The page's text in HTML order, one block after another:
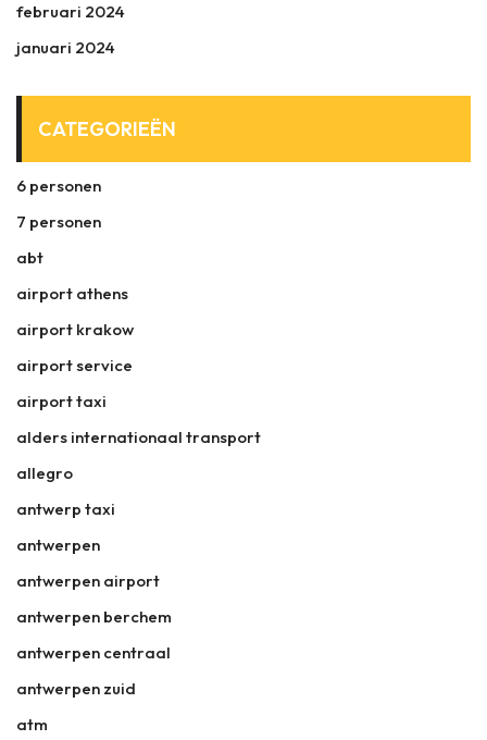
februari 2024
januari 2024
CATEGORIEËN
6 personen
7 personen
abt
airport athens
airport krakow
airport service
airport taxi
alders internationaal transport
allegro
antwerp taxi
antwerpen
antwerpen airport
antwerpen berchem
antwerpen centraal
antwerpen zuid
atm